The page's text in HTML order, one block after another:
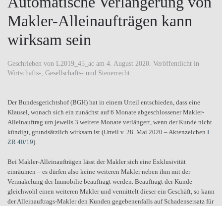
Makler-Alleinaufträgen kann
wirksam sein
Geschrieben von L2019_45_ac am 4. August 2020. Veröffentlicht in
Wirtschafts-, Gesellschafts- und Steuerrecht.
Der Bundesgerichtshof (BGH) hat in einem Urteil entschieden, dass eine
Klausel, wonach sich ein zunächst auf 6 Monate abgeschlossener Makler-
Alleinauftrag um jeweils 3 weitere Monate verlängert, wenn der Kunde nicht
kündigt, grundsätzlich wirksam ist (Urteil v. 28. Mai 2020 – Aktenzeichen I
ZR 40/19).
Bei Makler-Alleinaufträgen lässt der Makler sich eine Exklusivität
einräumen – es dürfen also keine weiteren Makler neben ihm mit der
Vermakelung der Immobilie beauftragt werden. Beauftragt der Kunde
gleichwohl einen weiteren Makler und vermittelt dieser ein Geschäft, so kann
der Alleinauftrags-Makler den Kunden gegebenenfalls auf Schadensersatz für